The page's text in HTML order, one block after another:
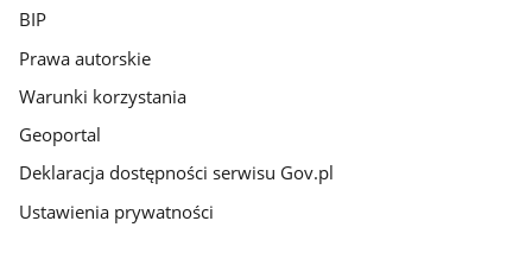
BIP
Prawa autorskie
Warunki korzystania
Geoportal
Deklaracja dostępności serwisu Gov.pl
Ustawienia prywatności